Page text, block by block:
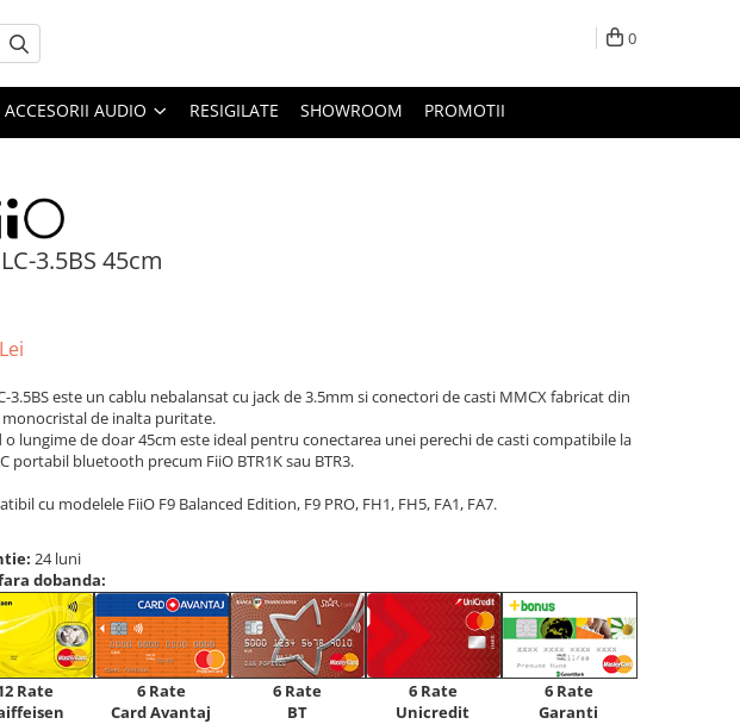
0
ACCESORII AUDIO RESIGILATE SHOWROOM PROMOTII
3.5BS 45cm
3.5BS este un cablu nebalansat cu jack de 3.5mm si conectori de casti MMCX fabricat din
de inalta puritate.
o lungime de doar 45cm este ideal pentru conectarea unei perechi de casti compatibile la
portabil bluetooth precum FiiO BTR1K sau BTR3.
cu modelele FiiO F9 Balanced Edition, F9 PRO, FH1, FH5, FA1, FA7.
24 luni
dobanda:
Rate
6 Rate
Card Avantaj
6 Rate
BT
6 Rate
Unicredit
6 Rate
Garanti